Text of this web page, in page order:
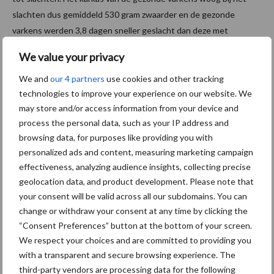
We value your privacy
We and our 4 partners use cookies and other tracking
technologies to improve your experience on our website. We
may store and/or access information from your device and
process the personal data, such as your IP address and
browsing data, for purposes like providing you with
personalized ads and content, measuring marketing campaign
effectiveness, analyzing audience insights, collecting precise
geolocation data, and product development. Please note that
your consent will be valid across all our subdomains. You can
change or withdraw your consent at any time by clicking the
“Consent Preferences” button at the bottom of your screen.
We respect your choices and are committed to providing you
with a transparent and secure browsing experience. The
third-party vendors are processing data for the following
slachten dus gemiddeld 530 gram zwaarder en de gezonde
varkens werden 3,8 dagen sneller geslacht dan deze met
de laatste 12 levensweken heeft voorgedaan, betekent dit dat
de varkens met longontsteking over de gehele lengte van hun
leven gemiddeld 14 gram karkasgroei per dag verloren ten
opzichte van hun gezonde leeftijdsgenoten.
Karkasgewicht, levend gewicht, leeftijd bij slachten, karkasgroei
en levensgroei van 41.943 varkens met gezonde longen en 5.069
varkens met M. hyo-achtige letsels.